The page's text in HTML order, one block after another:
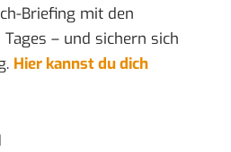
Briefing mit den
– und sichern sich
Hier kannst du dich